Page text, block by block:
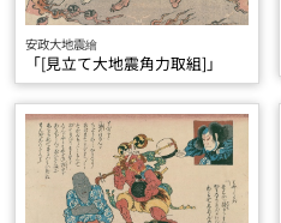
安政大地震繪
「[見立て大地震角力取組]」